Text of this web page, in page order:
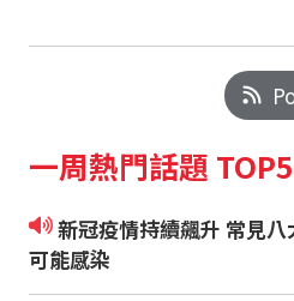
一周熱門話題 TOP5
新冠疫情持續飆升 常見八大症狀 沒發燒也
可能感染